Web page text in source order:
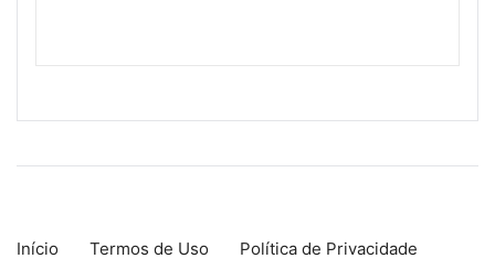
Início Termos de Uso Política de Privacidade